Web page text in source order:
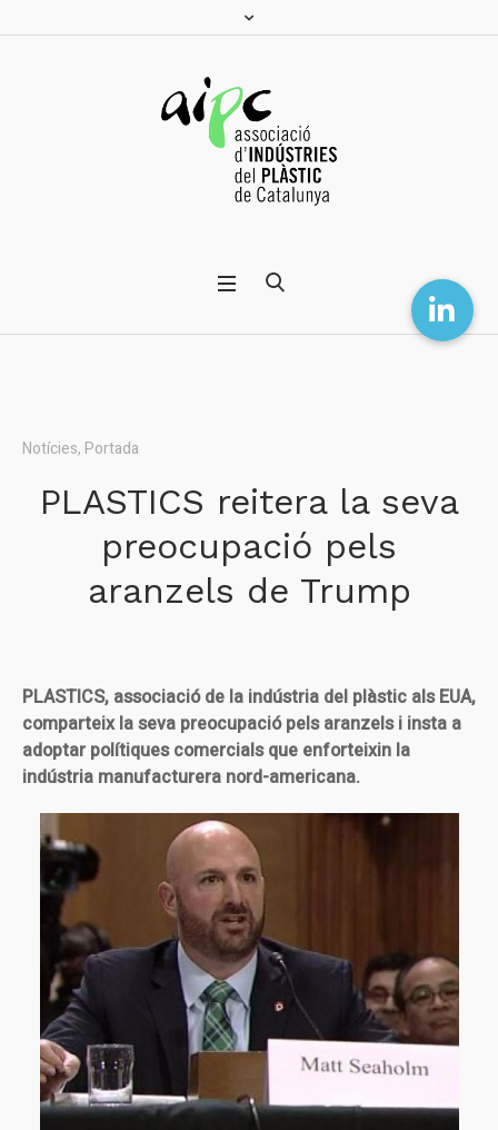
Notícies, Portada
PLASTICS reitera la seva
preocupació pels
aranzels de Trump
PLASTICS, associació de la indústria del plàstic als EUA,
comparteix la seva preocupació pels aranzels i insta a
adoptar polítiques comercials que enforteixin la
indústria manufacturera nord-americana.